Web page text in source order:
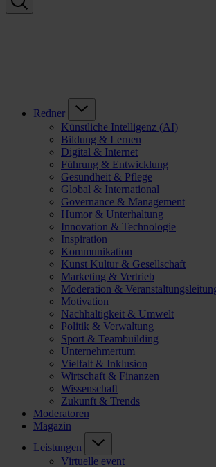
Redner
Künstliche Intelligenz (AI)
Bildung & Lernen
Digital & Internet
Führung & Entwicklung
Gesundheit & Pflege
Global & International
Governance & Management
Humor & Unterhaltung
Innovation & Technologie
Inspiration
Kommunikation
Kunst Kultur & Gesellschaft
Marketing & Vertrieb
Moderation &
Motivation
Nachhaltigkeit & Umwelt
Politik & Verwaltung
Sport & Teambuilding
Unternehmertum
Vielfalt & Inklusion
Wirtschaft & Finanzen
Wissenschaft
Zukunft & Trends
Moderatoren
Magazin
Leistungen
Virtuelle event